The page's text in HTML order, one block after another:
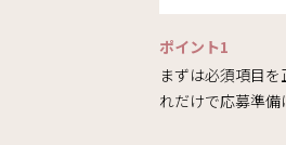
ポイント1
まずは必須項目
れだけで応募準備